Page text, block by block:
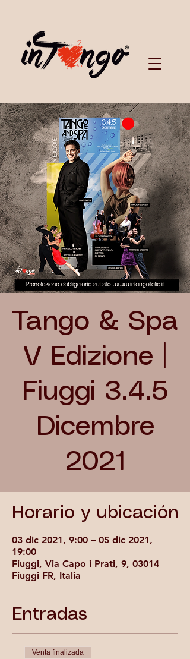
Tango & Spa
V Edizione |
Fiuggi 3.4.5
Dicembre
2021
Horario y ubicación
03 dic 2021, 9:00 – 05 dic 2021,
19:00
Fiuggi, Via Capo i Prati, 9, 03014
Fiuggi FR, Italia
Entradas
Venta finalizada